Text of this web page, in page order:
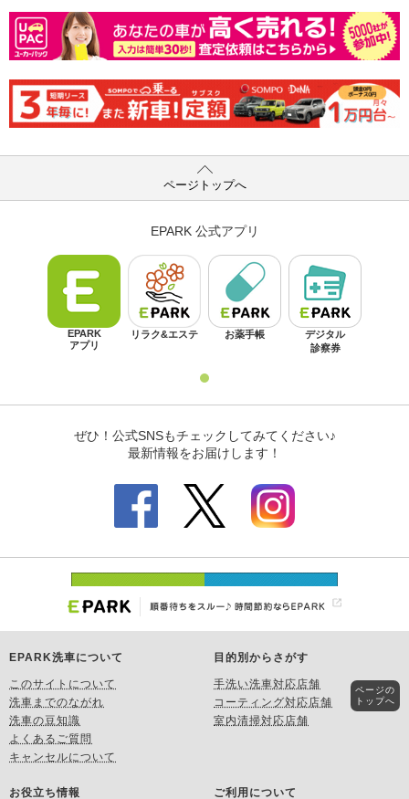
ページトップへ
EPARK洗車について
このサイトについて
洗車までのながれ
洗車の豆知識
よくあるご質問
キャンセルについて
目的別からさがす
手洗い洗車対応店舗
コーティング対応店舗
室内清掃対応店舗
お役立ち情報 ご利用について
ページの
トップへ